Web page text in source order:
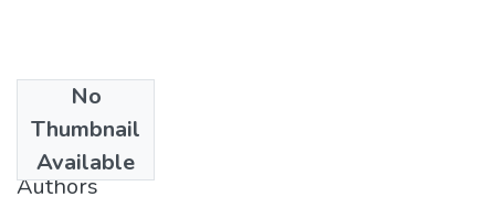
No
Thumbnail
Available
2016
Authors